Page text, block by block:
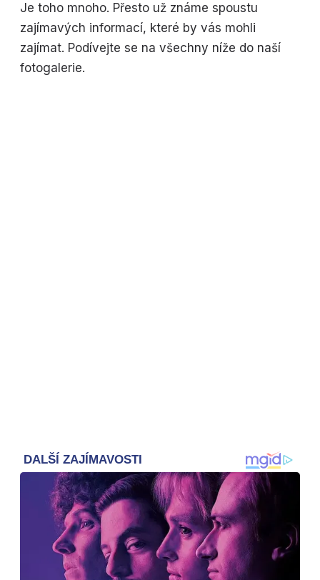
Je toho mnoho. Přesto už známe spoustu
zajímavých informací, které by vás mohli
zajímat. Podívejte se na všechny níže do naší
fotogalerie.